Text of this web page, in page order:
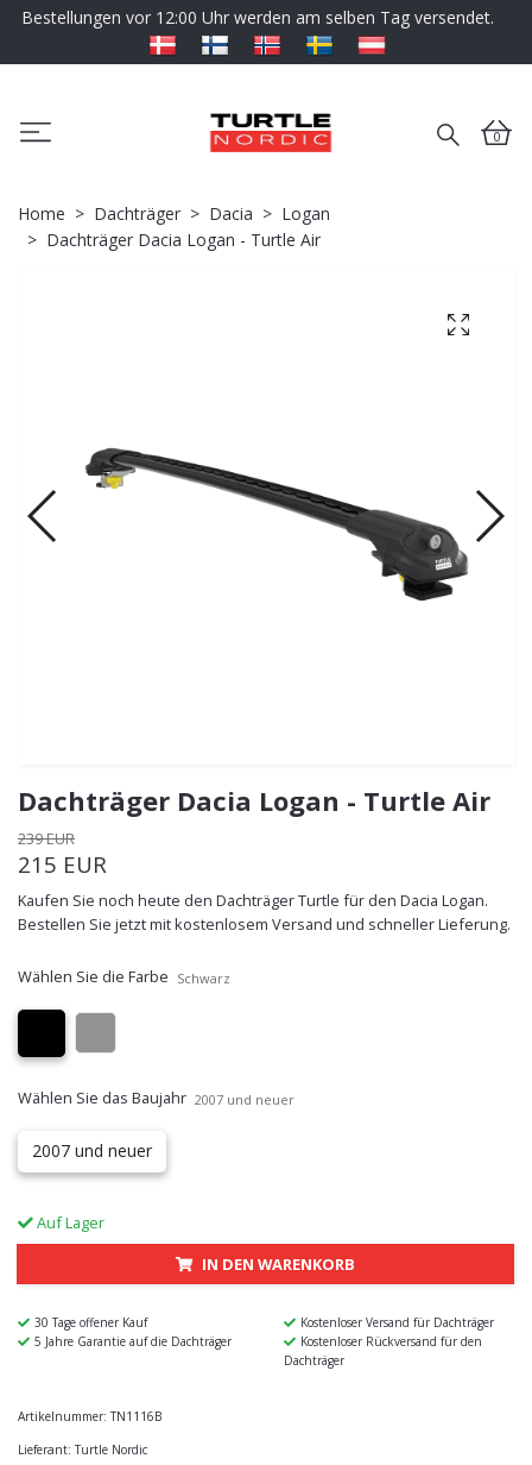
Bestellungen vor 12:00 Uhr werden am selben Tag versendet.
0
Home Dachträger Dacia
Logan
Dachträger Dacia Logan - Turtle Air
Dachträger Dacia Logan - Turtle Air
239 EUR
215 EUR
Kaufen Sie noch heute den Dachträger Turtle für den Dacia Logan.
Bestellen Sie jetzt mit kostenlosem Versand und schneller Lieferung.
Wählen Sie die Farbe Schwarz
Wählen Sie das Baujahr 2007 und neuer
2007 und neuer
Auf Lager
IN DEN WARENKORB
30 Tage offener Kauf
Kostenloser Versand für Dachträger
5 Jahre Garantie auf die Dachträger
Kostenloser Rückversand für den
Dachträger
Artikelnummer: TN1116B
Lieferant: Turtle Nordic